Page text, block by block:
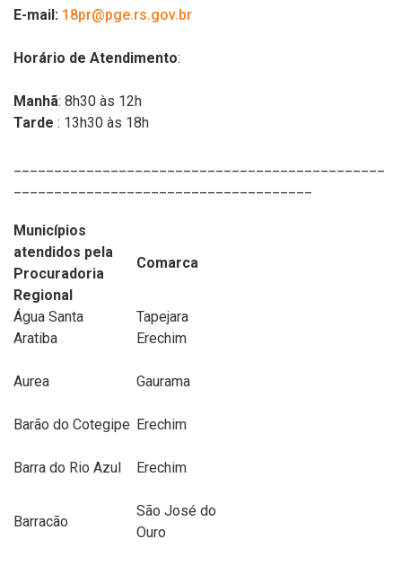
E-mail: 18pr@pge.rs.gov.br
Horário de Atendimento:
Manhã: 8h30 às 12h
Tarde : 13h30 às 18h
Municípios
atendidos pela
Procuradoria
Regional
Comarca
Água Santa
Tapejara
Aratiba
Erechim
Aurea Gaurama
Barão do Cotegipe Erechim
Barra do Rio Azul Erechim
Barracão
São José do
Ouro